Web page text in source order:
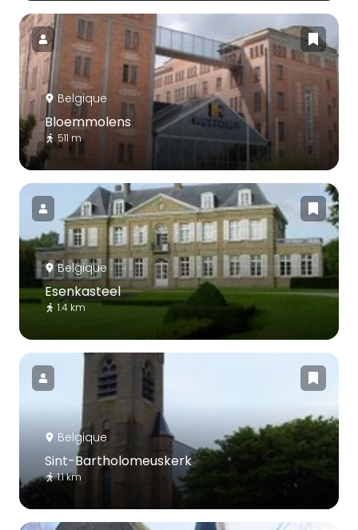
Belgique
Bloemmolens
511 m
Belgique
Esenkasteel
1.4 km
Belgique
Sint-Bartholomeuskerk
1.1 km